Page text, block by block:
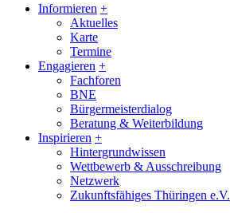
Informieren +
Aktuelles
Karte
Termine
Engagieren +
Fachforen
BNE
Bürgermeisterdialog
Beratung & Weiterbildung
Inspirieren +
Hintergrundwissen
Wettbewerb & Ausschreibung
Netzwerk
Zukunftsfähiges Thüringen e.V.